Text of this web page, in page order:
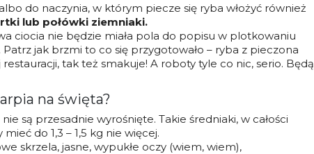
do naczynia, w którym piecze się ryba włożyć również
lub połówki ziemniaki.
ciocia nie będzie miała pola do popisu w plotkowaniu
jak brzmi to co się przygotowało – ryba z pieczona
tak też smakuje! A roboty tyle co nic, serio. Będą
na święta?
są przesadnie wyrośnięte. Takie średniaki, w całości
do 1,3 – 1,5 kg nie więcej.
skrzela, jasne, wypukłe oczy (wiem, wiem),